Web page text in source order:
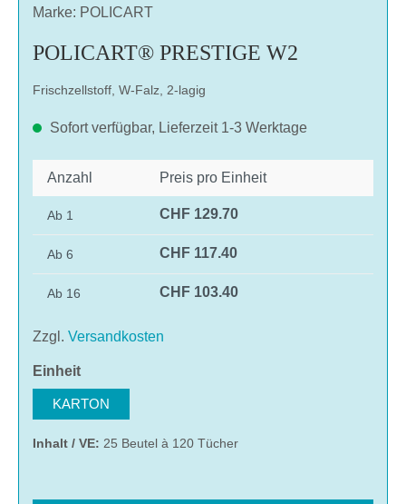
Marke: POLICART
POLICART® PRESTIGE W2
Frischzellstoff, W-Falz, 2-lagig
Sofort verfügbar, Lieferzeit 1-3 Werktage
Anzahl Preis pro Einheit
Ab 1 CHF 129.70
Ab 6 CHF 117.40
Ab 16 CHF 103.40
Zzgl. Versandkosten
Einheitauswählen
KARTON
Inhalt / VE: 25 Beutel à 120 Tücher